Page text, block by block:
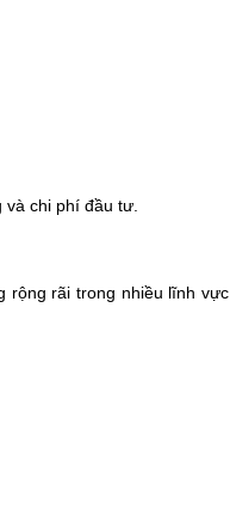
chi phí đầu tư.
rộng rãi trong nhiều lĩnh vực